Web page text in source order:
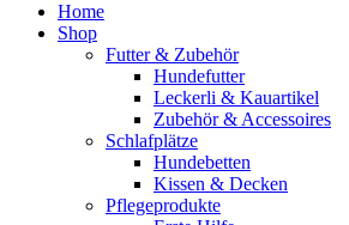
Home
Shop
Futter & Zubehör
Hundefutter
Leckerli & Kauartikel
Zubehör & Accessoires
Schlafplätze
Hundebetten
Kissen & Decken
Pflegeprodukte